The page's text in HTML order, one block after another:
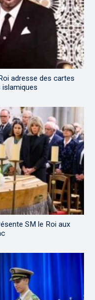
adresse des cartes
islamiques
SM le Roi aux